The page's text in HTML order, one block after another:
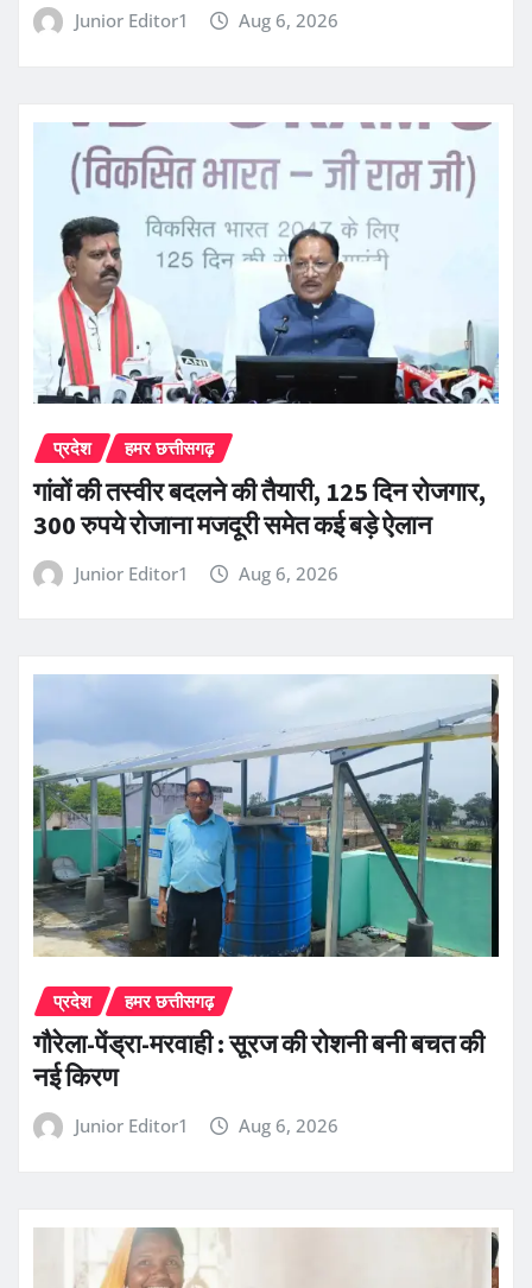
Junior Editor1 Aug 6, 2026
प्रदेश हमर छत्तीसगढ़
गांवों की तस्वीर बदलने की तैयारी, 125 दिन रोजगार,
300 रुपये रोजाना मजदूरी समेत कई बड़े ऐलान
Junior Editor1 Aug 6, 2026
प्रदेश हमर छत्तीसगढ़
गौरेला-पेंड्रा-मरवाही : सूरज की रोशनी बनी बचत की
नई किरण
Junior Editor1 Aug 6, 2026